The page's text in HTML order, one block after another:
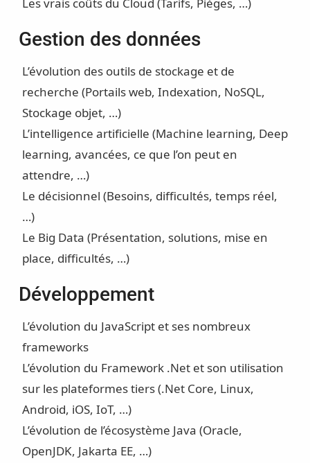
Les vrais coûts du Cloud (Tarifs, Pièges, …)
Gestion des données
L’évolution des outils de stockage et de
recherche (Portails web, Indexation, NoSQL,
Stockage objet, …)
L’intelligence artificielle (Machine learning, Deep
learning, avancées, ce que l’on peut en
attendre, …)
Le décisionnel (Besoins, difficultés, temps réel,
…)
Le Big Data (Présentation, solutions, mise en
place, difficultés, …)
Développement
L’évolution du JavaScript et ses nombreux
frameworks
L’évolution du Framework .Net et son utilisation
sur les plateformes tiers (.Net Core, Linux,
Android, iOS, IoT, …)
L’évolution de l’écosystème Java (Oracle,
OpenJDK, Jakarta EE, …)